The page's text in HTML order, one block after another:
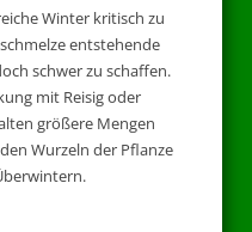
Winter kritisch zu
entstehende
schwer zu schaffen.
mit Reisig oder
größere Mengen
Wurzeln der Pflanze